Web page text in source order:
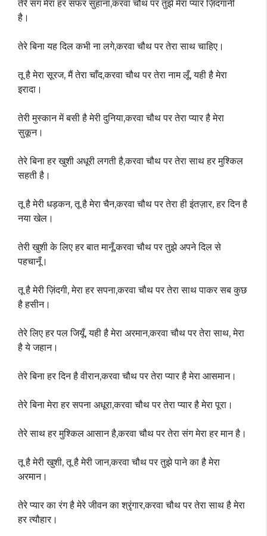
तेरे संग मेरा हर सफर सुहाना,करवा चौथ पर तुझे मेरा प्यार ज़िंदगानी
है।
तेरे बिना यह दिल कभी ना लगे,करवा चौथ पर तेरा साथ चाहिए।
तू है मेरा सूरज, मैं तेरा चाँद,करवा चौथ पर तेरा नाम लूँ, यही है मेरा
इरादा।
तेरी मुस्कान में बसी है मेरी दुनिया,करवा चौथ पर तेरा प्यार है मेरा
सुकून।
तेरे बिना हर खुशी अधूरी लगती है,करवा चौथ पर तेरा साथ हर मुश्किल
सहती है।
तू है मेरी धड़कन, तू है मेरा चैन,करवा चौथ पर तेरा ही इंतज़ार, हर दिन है
नया खेल।
तेरी खुशी के लिए हर बात मानूँ,करवा चौथ पर तुझे अपने दिल से
पहचानूँ।
तू है मेरी ज़िंदगी, मेरा हर सपना,करवा चौथ पर तेरा साथ पाकर सब कुछ
है हसीन।
तेरे लिए हर पल जियूँ, यही है मेरा अरमान,करवा चौथ पर तेरा साथ, मेरा
है ये जहान।
तेरे बिना हर दिन है वीरान,करवा चौथ पर तेरा प्यार है मेरा आसमान।
तेरे बिना मेरा हर सपना अधूरा,करवा चौथ पर तेरा प्यार है मेरा पूरा।
तेरे साथ हर मुश्किल आसान है,करवा चौथ पर तेरा संग मेरा हर मान है।
तू है मेरी खुशी, तू है मेरी जान,करवा चौथ पर तुझे पाने का है मेरा
अरमान।
तेरे प्यार का रंग है मेरे जीवन का श्रृंगार,करवा चौथ पर तेरा साथ है मेरा
हर त्यौहार।